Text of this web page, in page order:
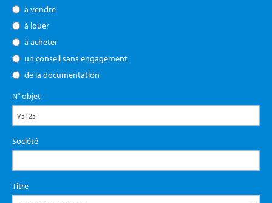
à vendre
à louer
à acheter
un conseil sans engagement
de la documentation
N° objet
Société
Titre